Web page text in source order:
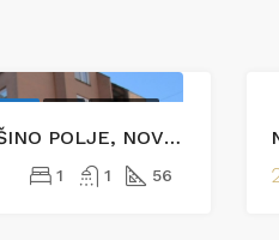
DVOSOBAN STAN, ALIPAŠINO POLJE, NOVI GRAD
1 1 56
IZDVOJENO